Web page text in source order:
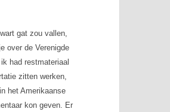
gat zou vallen,
over de Verenigde
had restmateriaal
zitten werken,
het Amerikaanse
kon geven. Er